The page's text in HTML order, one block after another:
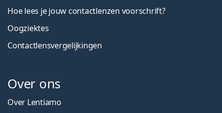
Hoe lees je jouw contactlenzen voorschrift?
Oogziektes
Contactlensvergelijkingen
Over ons
Over Lentiamo